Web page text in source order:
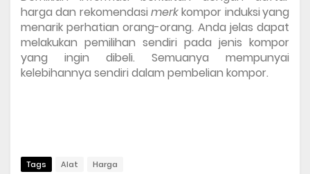
harga dan rekomendasi merk kompor induksiyang
menarik perhatian orang-orang. Anda jelas dapat
melakukan pemilihan sendiri pada jenis kompor
yang ingin dibeli. Semuanya mempunyai
kelebihannya sendiri dalam pembelian kompor.
Tags Alat Harga